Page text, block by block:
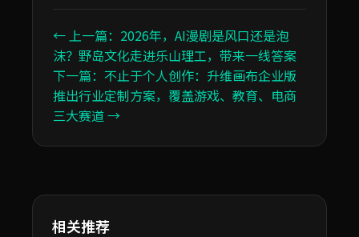
← 上一篇：2026年，AI漫剧是风口还是泡
沫？野岛文化走进乐山理工，带来一线答案
下一篇：不止于个人创作：升维画布企业版
推出行业定制方案，覆盖游戏、教育、电商
三大赛道 →
相关推荐